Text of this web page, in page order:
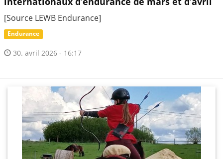
[Source LEWB Endurance]
Endurance
30. avril 2026 - 16:17